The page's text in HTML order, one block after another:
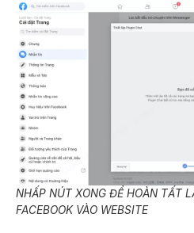
NHẤP NÚT XONG ĐỂ HOÀN TẤT
FACEBOOK VÀO WEBSITE